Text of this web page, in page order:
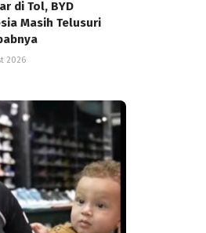
di Tol, BYD
Masih Telusuri
2026